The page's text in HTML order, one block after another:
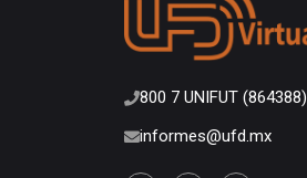
800 7 UNIFUT (864388)
informes@ufd.mx